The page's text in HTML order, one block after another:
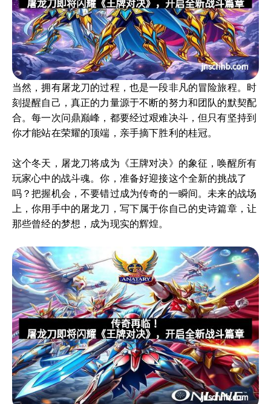
当然，拥有屠龙刀的过程，也是一段非凡的冒险旅程。时
刻提醒自己，真正的力量源于不断的努力和团队的默契配
合。每一次问鼎巅峰，都要经过艰难决斗，但只有坚持到
你才能站在荣耀的顶端，亲手摘下胜利的桂冠。
这个冬天，屠龙刀将成为《王牌对决》的象征，唤醒所有
玩家心中的战斗魂。你，准备好迎接这个全新的挑战了
吗？把握机会，不要错过成为传奇的一瞬间。未来的战场
上，你用手中的屠龙刀，写下属于你自己的史诗篇章，让
那些曾经的梦想，成为现实的辉煌。